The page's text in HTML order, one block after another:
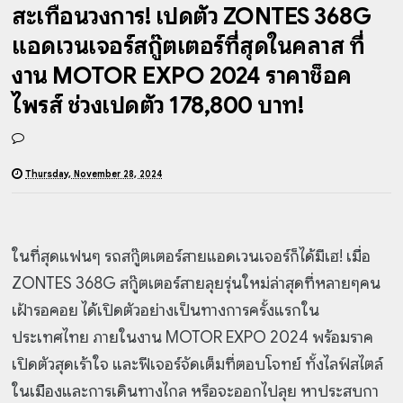
สะเทือนวงการ! เปิดตัว ZONTES 368G
แอดเวนเจอร์สกู๊ตเตอร์ที่สุดในคลาส ที่
งาน MOTOR EXPO 2024 ราคาช็อค
ไพรส์ ช่วงเปิดตัว 178,800 บาท!
Thursday, November 28, 2024
ในที่สุดแฟนๆ รถสกู๊ตเตอร์สายแอดเวนเจอร์ก็ได้มีเฮ! เมื่อ
ZONTES 368G สกู๊ตเตอร์สายลุยรุ่นใหม่ล่าสุดที่หลายๆคน
เฝ้ารอคอย ได้เปิดตัวอย่างเป็นทางการครั้งแรกใน
ประเทศไทย ภายในงาน MOTOR EXPO 2024 พร้อมราค
เปิดตัวสุดเร้าใจ และฟีเจอร์จัดเต็มที่ตอบโจทย์ ทั้งไลฟ์สไตล์
ในเมืองและการเดินทางไกล หรือจะออกไปลุย หาประสบกา